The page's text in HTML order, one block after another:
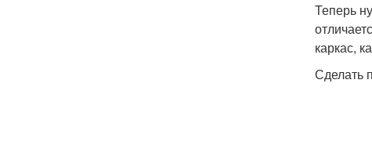
Теперь
каркас,
Сделать